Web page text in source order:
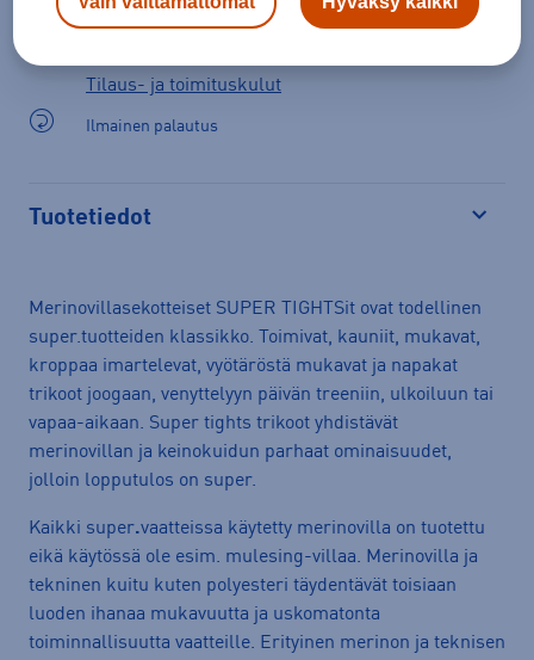
Tilaus- ja toimituskulut
Ilmainen palautus
Tuotetiedot
Merinovillasekotteiset SUPER TIGHTSit ovat todellinen
super.tuotteiden klassikko. Toimivat, kauniit, mukavat,
kroppaa imartelevat, vyötäröstä mukavat ja napakat
trikoot joogaan, venyttelyyn päivän treeniin, ulkoiluun tai
vapaa-aikaan. Super tights trikoot yhdistävät
merinovillan ja keinokuidun parhaat ominaisuudet,
jolloin lopputulos on super.
Kaikki super.vaatteissa käytetty merinovilla on tuotettu
eikä käytössä ole esim. mulesing-villaa. Merinovilla ja
tekninen kuitu kuten polyesteri täydentävät toisiaan
luoden ihanaa mukavuutta ja uskomatonta
toiminnallisuutta vaatteille. Erityinen merinon ja teknisen